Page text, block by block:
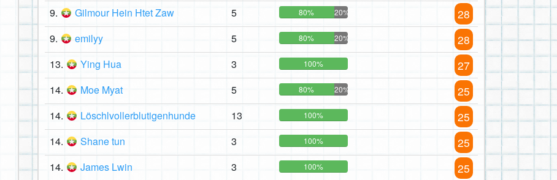
9. Gilmour Hein Htet Zaw 5 80% 20% 28
9. emilyy 5 80% 20% 28
13. Ying Hua 3 100% 27
14. Moe Myat 5 80% 20% 25
14. Löschlvollerblutigenhunde 13 100% 25
14. Shane tun 3 100% 25
14. James Lwin 3 100% 25